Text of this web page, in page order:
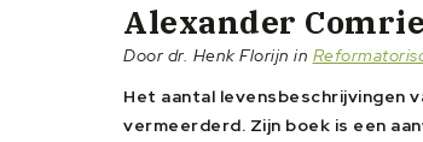
Alexander
Door dr. Henk Florijn in
Het aantal levensbeschrijvingen
vermeerderd. Zijn boek is een